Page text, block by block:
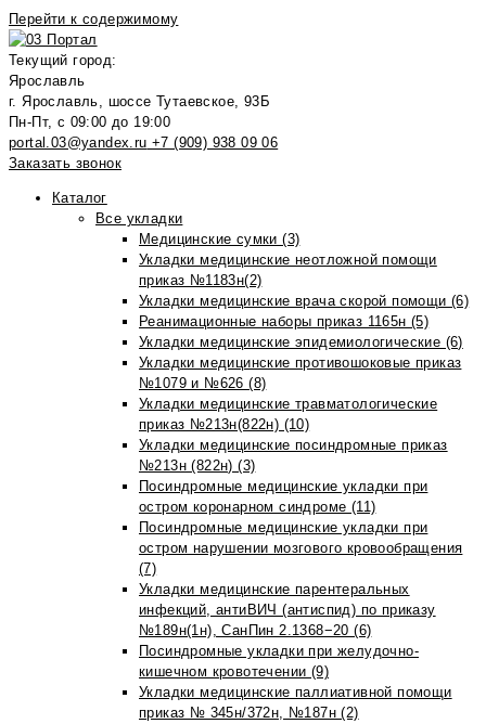
Перейти к содержимому
Текущий город:
Ярославль
г. Ярославль, шоссе Тутаевское, 93Б
Пн-Пт, с 09:00 до 19:00
portal.03@yandex.ru +7 (909) 938 09 06
Заказать звонок
Каталог
Все укладки
Медицинские сумки (3)
Укладки медицинские неотложной помощи
приказ №1183н(2)
Укладки медицинские врача скорой помощи (6)
Реанимационные наборы приказ 1165н (5)
Укладки медицинские эпидемиологические (6)
Укладки медицинские противошоковые приказ
№1079 и №626 (8)
Укладки медицинские травматологические
приказ №213н(822н) (10)
Укладки медицинские посиндромные приказ
№213н (822н) (3)
Посиндромные медицинские укладки при
остром коронарном синдроме (11)
Посиндромные медицинские укладки при
остром нарушении мозгового кровообращения
(7)
Укладки медицинские парентеральных
инфекций, антиВИЧ (антиспид) по приказу
№189н(1н), СанПин 2.1368−20 (6)
Посиндромные укладки при желудочно-
кишечном кровотечении (9)
Укладки медицинские паллиативной помощи
приказ № 345н/372н, №187н (2)